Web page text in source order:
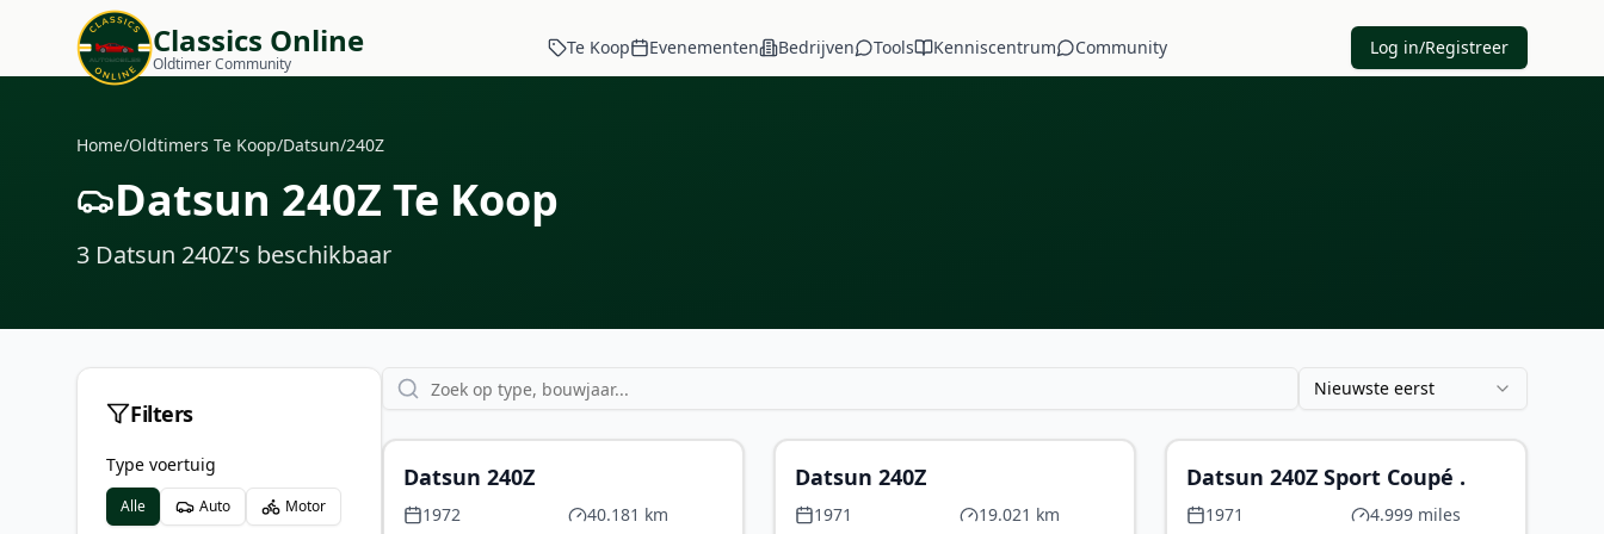
Classics Online
Oldtimer Community
Te Koop Evenementen Bedrijven Tools Kenniscentrum Community Log in/Registreer
Home/Oldtimers Te Koop/Datsun/240Z
Datsun 240Z Te Koop
3 Datsun 240Z's beschikbaar
Filters
Type voertuig
Alle Auto Motor
Nieuwste eerst
Datsun 240Z
1972
40.181 km
Datsun 240Z
1971
19.021 km
Datsun 240Z Sport Coupé .
1971
4.999 miles